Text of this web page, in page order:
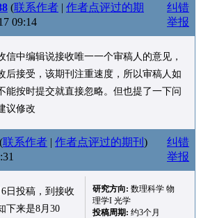
(联系作者 | 作者点评过的期
09:14
纠错
举报
信中编辑说接收唯一一个审稿人的意见，
后接受，该期刊注重速度，所以审稿人如
能按时提交就直接忽略。但也提了一下问
议修改
(联系作者 | 作者点评过的期刊 )
纠错
举报
6日投稿，到接收
下来是8月30
研究方向: 数理科学 物
理学I 光学
投稿周期: 约3个月